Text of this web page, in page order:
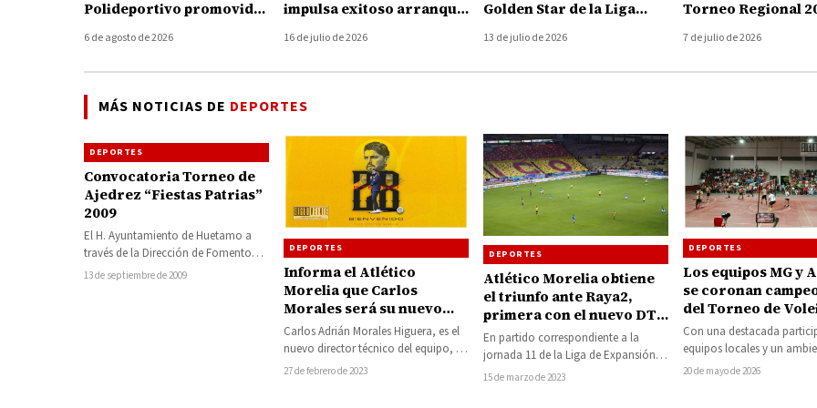
Polideportivo promovido
Huetamo
6 de agosto de 2026
impulsa exitoso arranque
Polideportivo 2026
16 de julio de 2026
Golden Star de la Liga
13 de julio de 2026
Torneo Regional
como motor de
7 de julio de 2026
MÁS NOTICIAS DE DEPORTES
DEPORTES
Convocatoria Torneo de
Ajedrez “Fiestas Patrias”
2009
El H. Ayuntamiento de Huetamo a
través de la Dirección de Fomento
Deportivo, con motivo de los
13 de septiembre de 2009
DEPORTES
Informa el Atlético
Morelia que Carlos
Morales será su nuevo
director técnico
Carlos Adrián Morales Higuera, es el
nuevo director técnico del equipo, en
sustitución de Gabriel Pereyra. A
27 de febrero de 2023
DEPORTES
Atlético Morelia obtiene
el triunfo ante Raya2,
primera con el nuevo DT
Carlos Morales
En partido correspondiente a la
jornada 11 de la Liga de Expansión,
el Atlético Morelia recibió a los…
15 de marzo de 2023
DEPORTES
Los equipos MG y
se coronan
del Torneo de
Nocupétaro
Con una destacada
equipos locales y un
convivencia familiar, el
20 de mayo de 2026